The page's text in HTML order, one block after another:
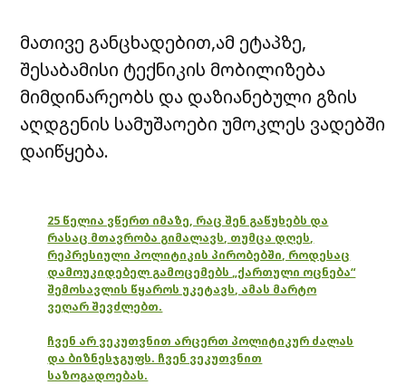
მათივე განცხადებით,ამ ეტაპზე,
შესაბამისი ტექნიკის მობილიზება
მიმდინარეობს და დაზიანებული გზის
აღდგენის სამუშაოები უმოკლეს ვადებში
დაიწყება.
25 წელია ვწერთ იმაზე, რაც შენ გაწუხებს და
რასაც მთავრობა გიმალავს, თუმცა დღეს,
რეპრესიული პოლიტიკის პირობებში, როდესაც
დამოუკიდებელ გამოცემებს „ქართული ოცნება“
შემოსავლის წყაროს უკეტავს, ამას მარტო
ვეღარ შევძლებთ.
ჩვენ არ ვეკუთვნით არცერთ პოლიტიკურ ძალას
და ბიზნესჯგუფს. ჩვენ ვეკუთვნით
საზოგადოებას.